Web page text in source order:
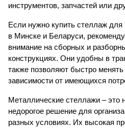
инструментов, запчастей или
Если нужно купить стеллаж
в Минске и Беларуси,
внимание на сборных и
конструкциях. Они удобны в
также позволяют быстро
зависимости от имеющихся
Металлические стеллажи – это
недорогое решение для
разных условиях. Их высокая